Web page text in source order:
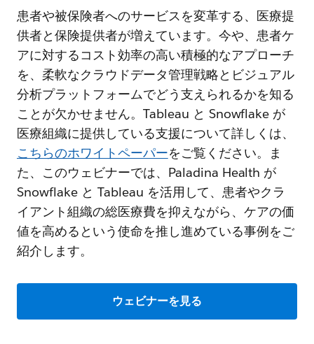
患者や被保険者へのサービスを変革する、医療提
供者と保険提供者が増えています。今や、患者ケ
アに対するコスト効率の高い積極的なアプローチ
を、柔軟なクラウドデータ管理戦略とビジュアル
分析プラットフォームでどう支えられるかを知る
ことが欠かせません。Tableau と Snowflake が
医療組織に提供している支援について詳しくは、
こちらのホワイトペーパーをご覧ください。ま
た、このウェビナーでは、Paladina Health が
Snowflake と Tableau を活用して、患者やクラ
イアント組織の総医療費を抑えながら、ケアの価
値を高めるという使命を推し進めている事例をご
紹介します。
ウェビナーを見る